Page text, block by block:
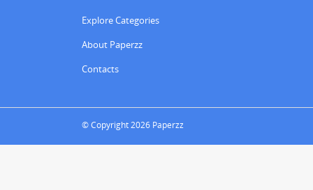
Explore Categories
About Paperzz
Contacts
© Copyright 2026 Paperzz